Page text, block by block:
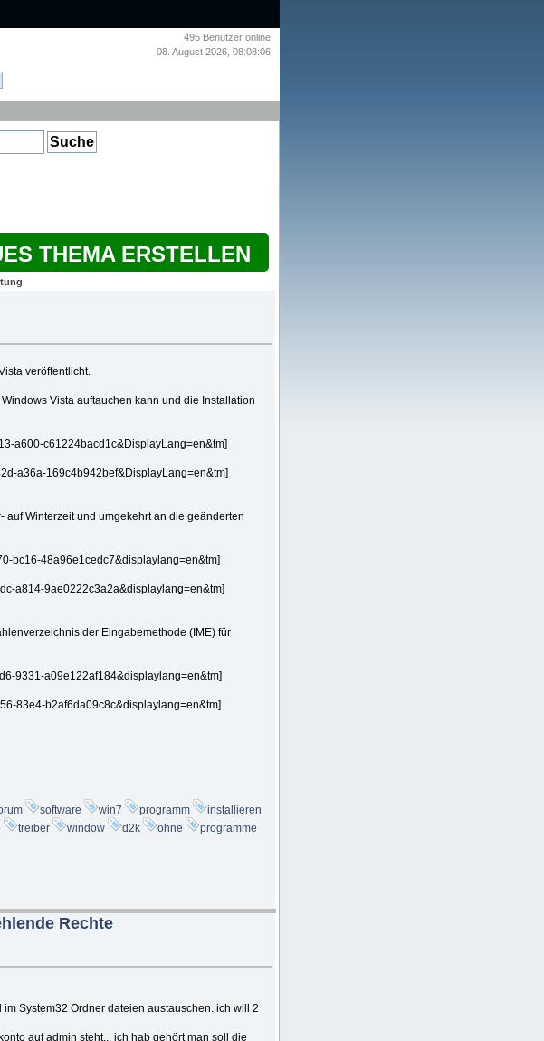
495 Benutzer online
08. August 2026, 08:08:06
THEMA ERSTELLEN
veröffentlicht.
Vista auftauchen kann und die Installation
a600-c61224bacd1c&DisplayLang=en&tm]
a36a-169c4b942bef&DisplayLang=en&tm]
Winterzeit und umgekehrt an die geänderten
bc16-48a96e1cedc7&displaylang=en&tm]
a814-9ae0222c3a2a&displaylang=en&tm]
der Eingabemethode (IME) für
9331-a09e122af184&displaylang=en&tm]
83e4-b2af6da09c8c&displaylang=en&tm]
software win7 programm
installieren
treiber window d2k ohne
programme
Rechte
System32 Ordner dateien austauschen. ich will 2
auf admin steht... ich hab gehört man soll die